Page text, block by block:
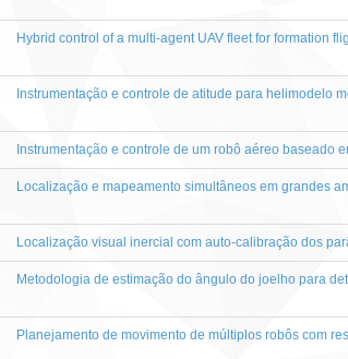
Hybrid control of a multi-agent UAV fleet for formation
Instrumentação e controle de atitude para helimodelo
Instrumentação e controle de um robô aéreo baseado
Localização e mapeamento simultâneos em grandes
Localização visual inercial com auto-calibração dos
Metodologia de estimação do ângulo do joelho para
Planejamento de movimento de múltiplos robôs com